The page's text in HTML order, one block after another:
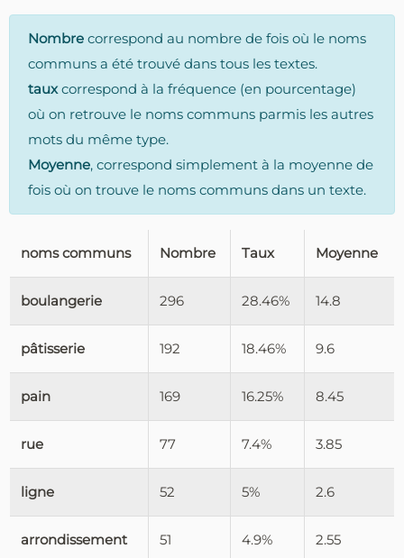
Nombre correspond au nombre de fois où le noms
communs a été trouvé dans tous les textes.
tauxcorrespond à la fréquence (en pourcentage)
où on retrouve le noms communs parmis les autres
mots du même type.
Moyenne, correspond simplement à la moyenne de
fois où on trouve le noms communs dans un texte.
noms communs Nombre Taux Moyenne
boulangerie 296 28.46% 14.8
pâtisserie 192 18.46% 9.6
pain 169 16.25% 8.45
rue 77 7.4% 3.85
ligne 52 5% 2.6
arrondissement 51 4.9% 2.55